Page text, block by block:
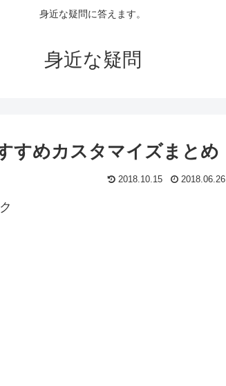
身近な疑問に答えます。
身近な疑問
すめカスタマイズまとめ
2018.10.15 2018.06.26